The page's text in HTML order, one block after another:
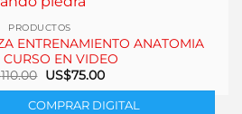
PRODUCTOS
ENTRENAMIENTO ANATOMIA
CURSO EN VIDEO
110.00 El
precio
era:
US$75.00El
actual
es:
COMPRAR DIGITAL